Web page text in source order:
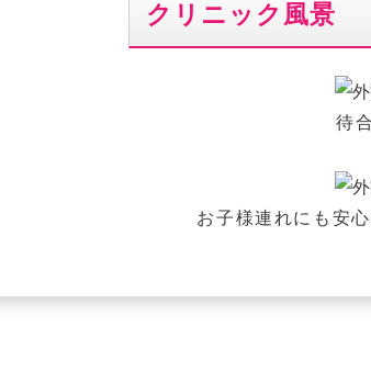
クリニック風景
待
お子様連れにも安